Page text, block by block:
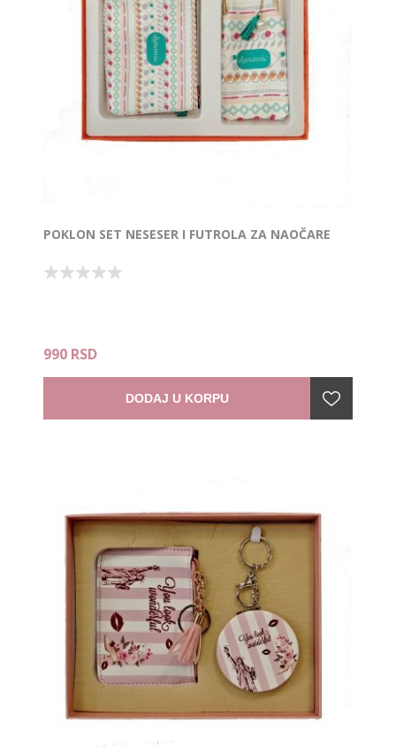
POKLON SET NESESER I FUTROLA ZA NAOČARE
990 RSD
DODAJ U KORPU